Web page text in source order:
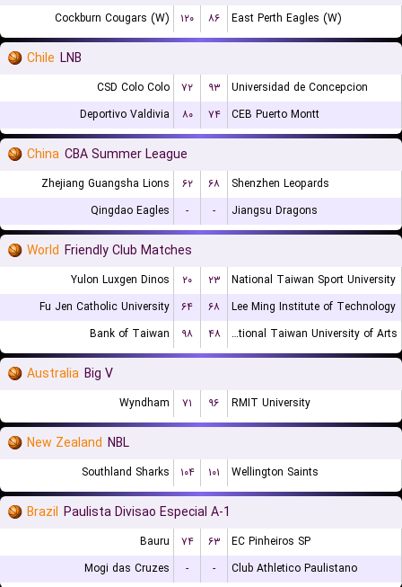
Cockburn Cougars (W) ۱۲۰ ۸۶ East Perth Eagles (W)
Chile LNB
CSD Colo Colo ۷۲ ۹۳
Universidad de Concepcion
Deportivo Valdivia
۸۰ ۷۴ CEB Puerto Montt
China CBA Summer League
Zhejiang Guangsha Lions ۶۲ ۶۸
Shenzhen Leopards
Qingdao Eagles
- - Jiangsu Dragons
World Friendly Club Matches
Yulon Luxgen Dinos ۲۰ ۲۳
National Taiwan Sport University
Fu Jen Catholic University
۶۴ ۶۸
Lee Ming Institute of Technology
Bank of Taiwan
۹۸ ۴۸ National Taiwan University of Arts
Australia Big V
Wyndham ۷۱ ۹۶ RMIT University
New Zealand NBL
Southland Sharks ۱۰۴ ۱۰۱ Wellington Saints
Brazil Paulista Divisao Especial A-1
Bauru ۷۴ ۶۳
EC Pinheiros SP
Mogi das Cruzes
- - Club Athletico Paulistano